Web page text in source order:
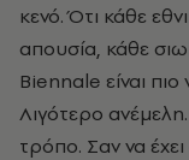
κενό. Ότι κάθε
απουσία, κάθε
Biennale είναι
Λιγότερο
τρόπο. Σαν να